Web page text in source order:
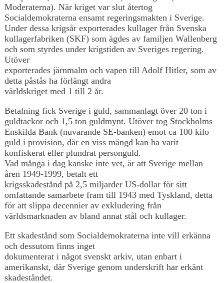
Moderaterna). När kriget var slut återtog
Socialdemokraterna ensamt regeringsmakten i Sverige.
Under dessa krigsår exporterades kullager från Svenska
kullagerfabriken (SKF) som ägdes av familjen Wallenberg
och som styrdes under krigstiden av Sveriges regering.
Utöver
exporterades järnmalm och vapen till Adolf Hitler, som av
detta påstås ha förlängt andra
världskriget med 1 till 2 år.
Betalning fick Sverige i guld, sammanlagt över 20 ton i
guldtackor och 1,5 ton guldmynt. Utöver tog Stockholms
Enskilda Bank (nuvarande SE-banken) emot ca 100 kilo
guld i provision, där en viss mängd kan ha varit
konfiskerat eller plundrat personguld.
Vad många i dag kanske inte vet, är att Sverige mellan
åren 1949-1999, betalt ett
krigsskadestånd på 2,5 miljarder US-dollar för sitt
omfattande samarbete fram till 1943 med Tyskland, detta
för att slippa decennier av exkludering från
världsmarknaden av bland annat stål och kullager.
Ett skadestånd som Socialdemokraterna inte vill erkänna
och dessutom finns inget
dokumenterat i något svenskt arkiv, utan enbart i
amerikanskt, där Sverige genom underskrift har erkänt
skadeståndet.